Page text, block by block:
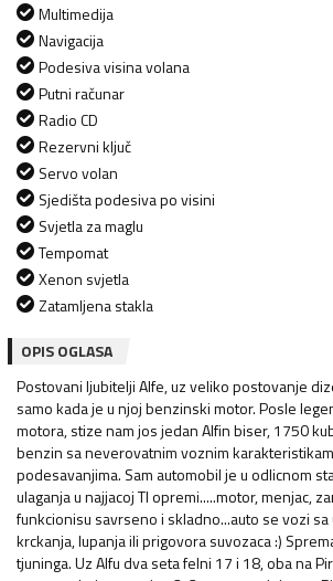
Multimedija
Navigacija
Podesiva visina volana
Putni računar
Radio CD
Rezervni ključ
Servo volan
Sjedišta podesiva po visini
Svjetla za maglu
Tempomat
Xenon svjetla
Zatamljena stakla
OPIS OGLASA
Postovani ljubitelji Alfe, uz veliko postovanje
samo kada je u njoj benzinski motor. Posle
motora, stize nam jos jedan Alfin biser, 1750
benzin sa neverovatnim voznim
podesavanjima. Sam automobil je u odlicnom
ulaganja u najjacoj TI opremi.....motor, menjac,
funkcionisu savrseno i skladno...auto se vozi
krckanja, lupanja ili prigovora suvozaca :)
tjuninga. Uz Alfu dva seta felni 17 i 18, oba na